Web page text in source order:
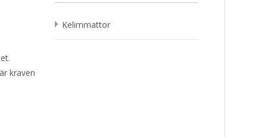
kraven
Kelimmattor